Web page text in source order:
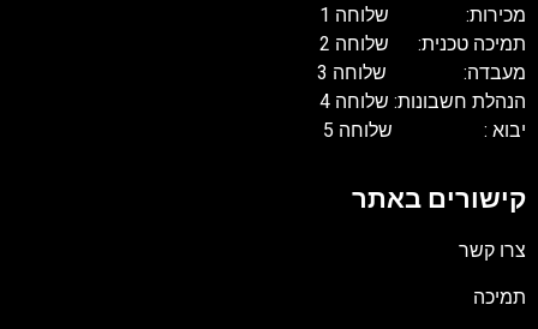
מכירות: שלוחה 1
תמיכה טכנית: שלוחה 2
מעבדה: שלוחה 3
הנהלת חשבונות: שלוחה 4
יבוא : שלוחה 5
קישורים באתר
צרו קשר
תמיכה